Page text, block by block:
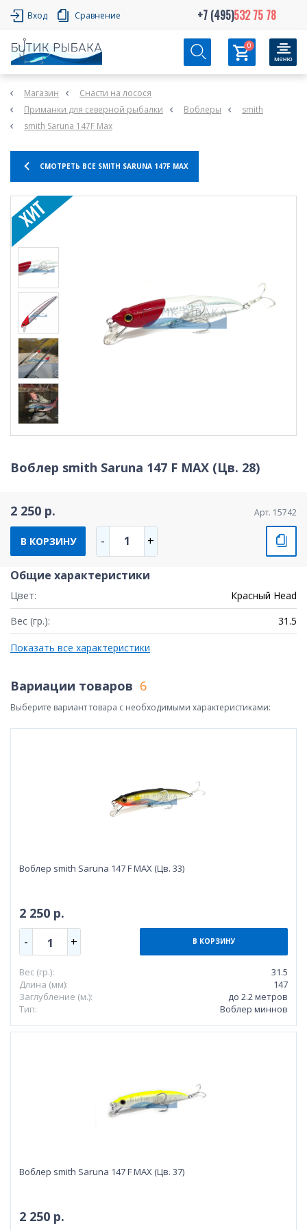
Вход Сравнение +7 (495)532 75 78
0
Магазин
Снасти на лосося
Приманки для северной рыбалки
Воблеры
smith
smith Saruna 147F Max
СМОТРЕТЬ ВСЕ SMITH SARUNA 147F MAX
Воблер smith Saruna 147 F MAX (Цв. 28)
2 250 р. Арт. 15742
В КОРЗИНУ - 1 +
Общие характеристики
Цвет:
Красный Head
Вес (гр.):
31.5
Показать все характеристики
Вариации товаров 6
Выберите вариант товара с необходимыми характеристиками:
Воблер smith Saruna 147 F MAX (Цв. 33)
2 250 р.
- 1 + В КОРЗИНУ
Вес (гр.):
31.5
Длина (мм):
147
Заглубление (м.):
до 2.2 метров
Тип:
Воблер миннов
Воблер smith Saruna 147 F MAX (Цв. 37)
2 250 р.